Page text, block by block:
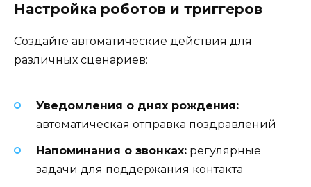
Настройка роботов и триггеров
Создайте автоматические действия для
различных сценариев:
Уведомления о днях рождения:
автоматическая отправка поздравлений
Напоминания о звонках: регулярные
задачи для поддержания контакта